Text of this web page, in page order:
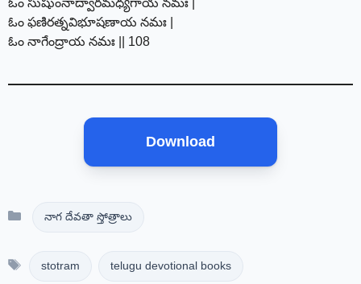
ఓం ఫణిరత్నవిభూషణాయ నమః |
ఓం నాగేంద్రాయ నమః || 108
Download
Categories
నాగ దేవతా స్తోత్రాలు
Tagsstotram telugu devotional books